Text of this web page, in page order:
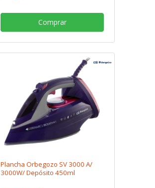
Comprar
Plancha Orbegozo SV 3000 A/
3000W/ Depósito 450ml